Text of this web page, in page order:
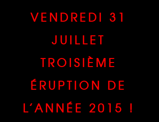
VENDREDI 31
JUILLET
TROISIÈME
ÉRUPTION DE
L’ANNÉE 2015 !